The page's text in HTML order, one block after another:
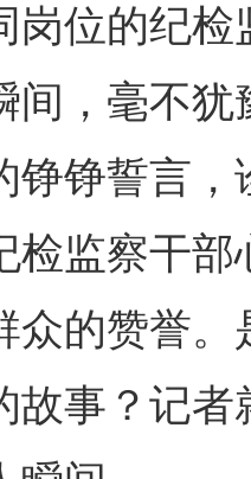
岗位的纪
间，毫不
铮铮誓言
检监察干
众的赞誉
故事？记